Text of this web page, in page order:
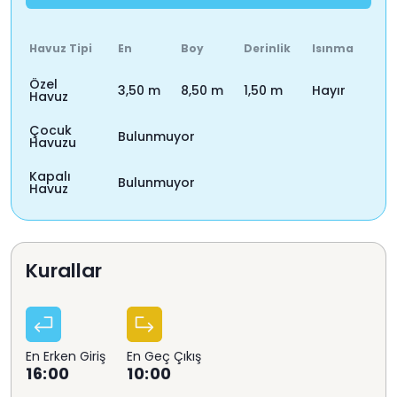
Tüm Villalarımıza giriş saati öğleden sonra 16:00 olup, çıkış saati
ise sabah 10:00'dır. Villalarımızın temizliklerinin yanı sıra, gerekli
kontrollerinin de yapılıp, eksiklerinin tamamlanması sebebi ile bu
olunur.
Temizlik ve Bakım:
1 defa temizlik yapar. Ekstra temizlik istediğiniz takdirde villamıza
bakan görevliler tarafından temizlik, yeni çarşaf, yastık kılıfı vs.
göstermektedir.
Konum:
Bulaşık Makinesi
Buzdolabı
Mikrodalga Fırın
Su Isıtıcısı
Tencere ve Tava Takımı
Kaşık Çatal Bıçak Takımı
Bardak Takımı
Yemek Masası
Havuz Tipi En Boy Derinlik Isınma
Özel
Havuz 3,50 m 8,50 m 1,50 m Hayır
Çocuk
Havuzu Bulunmuyor
Kapalı
Havuz Bulunmuyor
Kurallar
En Erken Giriş
16:00
En Geç Çıkış
10:00